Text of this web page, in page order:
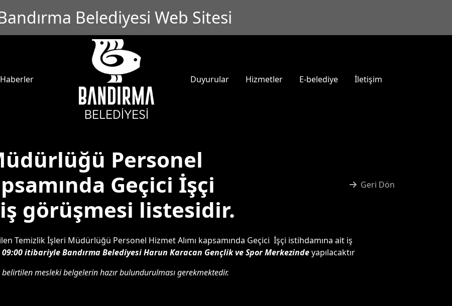
Belediyesi Web Sitesi
Haberler Duyurular Hizmetler E-belediye İletişim
Personel
Geçici İşçi
görüşmesi listesidir.
Geri Dön
Temizlik İşleri Müdürlüğü Personel Hizmet Alımı kapsamında Geçici İşçi istihdamına ait iş
itibariyle Bandırma Belediyesi Harun Karacan Gençlik ve Spor Merkezindeyapılacaktır
mesleki belgelerin hazır bulundurulması gerekmektedir.